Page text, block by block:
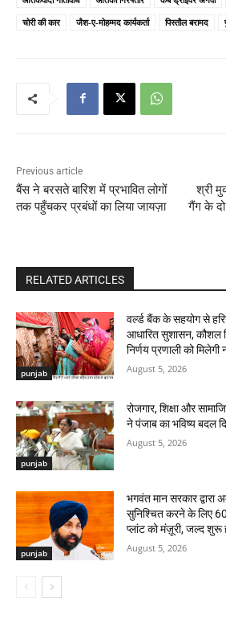
चोरी की कार
जैश-ए-मोहम्मद कार्यकर्ता पिस्तौल बरामद
Previous article
बैंस ने बरसते बारिश में प्रभावित लोगों
तक पहुँचकर प्रबंधों का लिया जायज़ा
श्री
गैंग के दो
RELATED ARTICLES
punjab
वर्ल्ड बैंक के सहयोग से
आधारित सुशासन, कौशल
निर्णय प्रणाली को
August 5, 2026
punjab
रोजगार, शिक्षा और
ने पंजाब का भविष्य बदल
August 5, 2026
punjab
भगवंत मान सरकार
सुनिश्चित करने के लिए
प्लांट को मंज़ूरी, जल्द शुरू
August 5, 2026